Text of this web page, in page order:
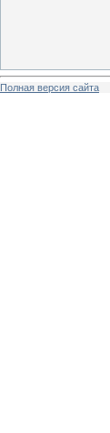
Полная версия сайта